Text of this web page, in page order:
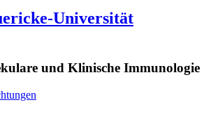
Universität
und Klinische Immunologie